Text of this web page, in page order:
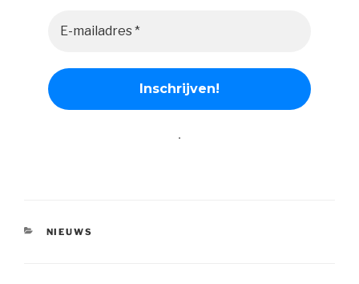
.
CATEGORIEËN
NIEUWS